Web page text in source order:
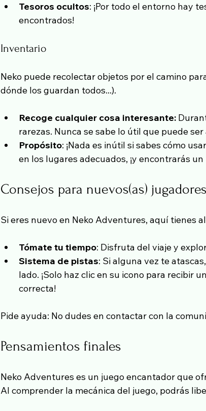
Tesoros ocultos: ¡Por todo el entorno hay
encontrados!
Inventario
Neko puede recolectar objetos por el camino
dónde los guardan todos...).
Recoge cualquier cosa interesante:
rarezas. Nunca se sabe lo útil que puede
Propósito: ¡Nada es inútil si sabes cómo
en los lugares adecuados, ¡y encontrarás
Consejos para nuevos(as)
Si eres nuevo en Neko Adventures, aquí tienes
Tómate tu tiempo: Disfruta del viaje y
Sistema de pistas: Si alguna vez te
lado. ¡Solo haz clic en su icono para recibir
correcta!
Pide ayuda: No dudes en contactar con la
Pensamientos finales
Neko Adventures es un juego encantador que
Al comprender la mecánica del juego, podrás